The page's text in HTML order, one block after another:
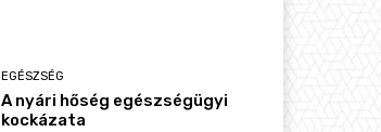
EGÉSZSÉG
A nyári hőség egészségügyi
kockázata